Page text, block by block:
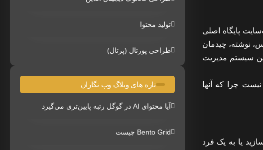
پایگاه اصلی
نوشته، چیدمان
سیستم مدیریت
چرا که آنها
یا به یک فرد
تولید محتوا
طراحی پورتال (پرتال)
تازه های وبلاگ وب نگاران
آیا محتوای AI در گوگل رتبه پایین‌تری می‌گیرد
Bento Grid چیست